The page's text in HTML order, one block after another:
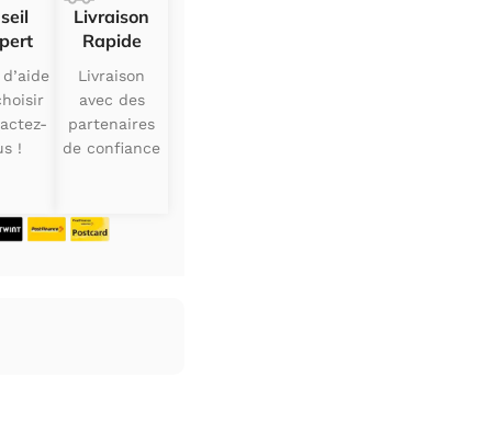
!
Livraison
Rapide
Livraison
avec des
partenaires
de confiance